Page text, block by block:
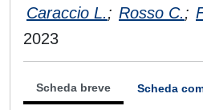
Caraccio L.; Rosso C.;
2023
Scheda breve Scheda